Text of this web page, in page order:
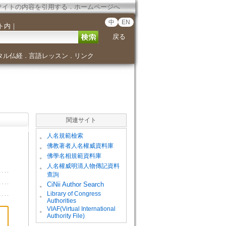
イトの内容を引用する．ホームページへ
内 ｜ 中 EN
戻る
ル仏経． 言語レッスン ． リンク
関連サイト
。 人名規範檢索
。 佛教著者人名權威資料庫
。 佛學名相規範資料庫
。
人名權威明清人物傳記資料
查詢
。
CiNii Author Search
。
Library of Congress
Authorities
。
VIAF(Virtual International
Authority File)